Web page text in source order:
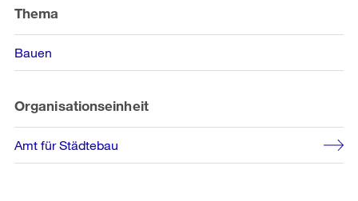
Informationen
Thema
Bauen
Organisationseinheit
Amt für Städtebau